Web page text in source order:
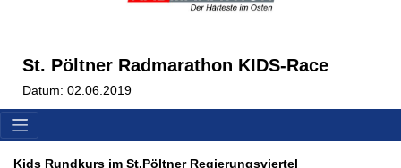
St. Pöltner Radmarathon KIDS-Race
Datum: 02.06.2019
Kids Rundkurs im St.Pöltner Regierungsviertel